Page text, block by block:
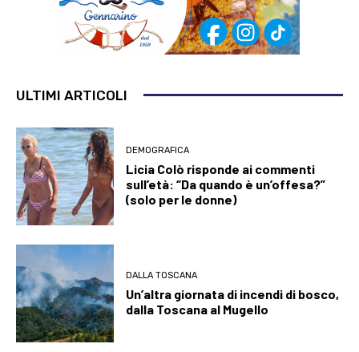
ULTIMI ARTICOLI
DEMOGRAFICA
Licia Colò risponde ai commenti
sull’età: “Da quando è un’offesa?”
(solo per le donne)
DALLA TOSCANA
Un’altra giornata di incendi di bosco,
dalla Toscana al Mugello